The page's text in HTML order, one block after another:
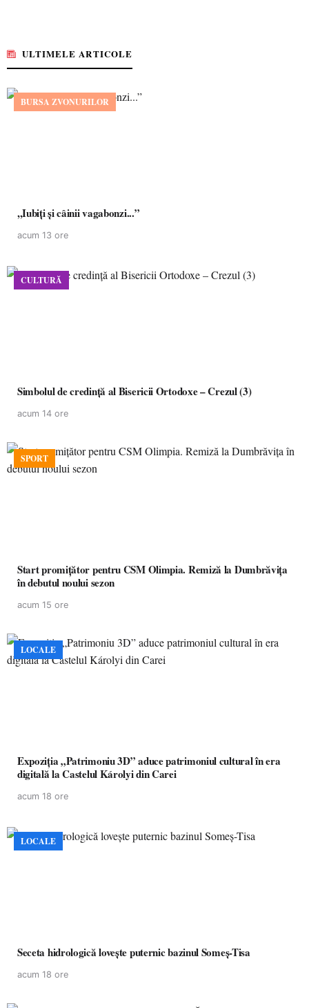
ULTIMELE ARTICOLE
BURSA ZVONURILOR
,,Iubiți și câinii vagabonzi...”
acum 13 ore
CULTURĂ
Simbolul de credinţă al Bisericii Ortodoxe – Crezul (3)
acum 14 ore
SPORT
Start promițător pentru CSM Olimpia. Remiză la Dumbrăvița
în debutul noului sezon
acum 15 ore
LOCALE
Expoziția „Patrimoniu 3D” aduce patrimoniul cultural în era
digitală la Castelul Károlyi din Carei
acum 18 ore
LOCALE
Seceta hidrologică lovește puternic bazinul Someș-Tisa
acum 18 ore